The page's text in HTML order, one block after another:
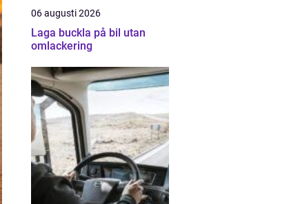
06 augusti 2026
Laga buckla på bil utan
omlackering